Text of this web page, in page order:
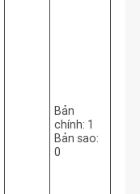
Bản
chính: 1
Bản sao:
0